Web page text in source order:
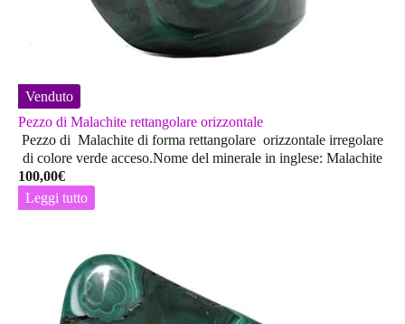
Venduto
Pezzo di Malachite rettangolare orizzontale
Pezzo di Malachite di forma rettangolare orizzontale irregolare
di colore verde acceso.Nome del minerale in inglese: Malachite
100,00€
Leggi tutto